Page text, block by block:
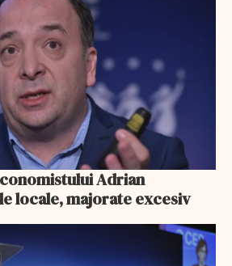
Adrian
locale, majorate excesiv